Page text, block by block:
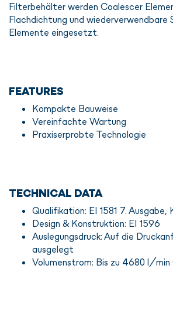
Filterbehälter werden Coalescer
Flachdichtung und wiederverwendbare
Elemente eingesetzt.
FEATURES
Kompakte Bauweise
Vereinfachte Wartung
Praxiserprobte Technologie
TECHNICAL DATA
Qualifikation: EI 1581 7. Ausgabe,
Design & Konstruktion: EI 1596
Auslegungsdruck: Auf die
ausgelegt
Volumenstrom: Bis zu 4680 l/min